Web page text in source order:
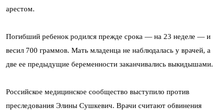
арестом.
Погибший ребенок родился прежде срока — на 23 неделе — и
весил 700 граммов. Мать младенца не наблюдалась у врачей, а
две ее предыдущие беременности заканчивались выкидышами.
Российское медицинское сообщество выступило против
преследования Элины Сушкевич. Врачи считают обвинения